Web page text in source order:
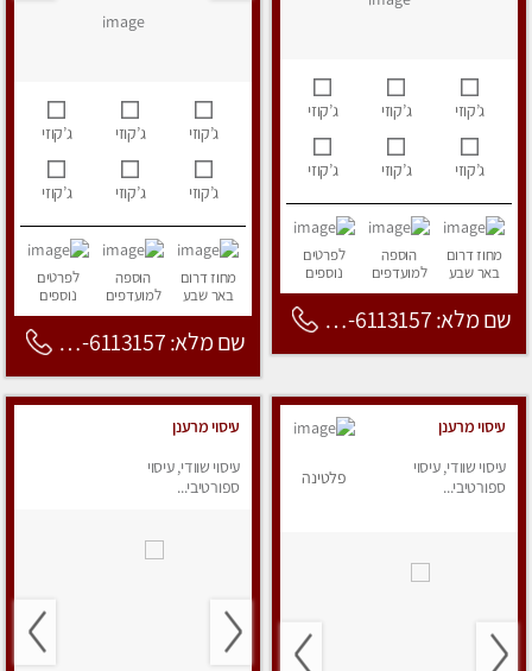
ג’קוזי ג’קוזי ג’קוזי
ג’קוזי ג’קוזי ג’קוזי
מחוז דרום
באר שבע
הוספה
למועדפים
לפרטים
נוספים
שם מלא: 053-6113157
ג’קוזי ג’קוזי ג’קוזי
ג’קוזי ג’קוזי ג’קוזי
מחוז דרום
באר שבע
הוספה
למועדפים
לפרטים
נוספים
שם מלא: 053-6113157
עיסוי מרענן
עיסוי שוודי, עיסוי
ספורטיבי...
פלטינה
עיסוי מרענן
עיסוי שוודי, עיסוי
ספורטיבי...